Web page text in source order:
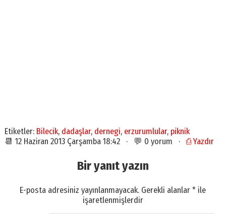
Etiketler: Bilecik, dadaşlar, dernegi, erzurumlular, piknik
📆 12 Haziran 2013 Çarşamba 18:42 · 💬 0 yorum · ⎙ Yazdır
Bir yanıt yazın
E-posta adresiniz yayınlanmayacak. Gerekli alanlar* ile
işaretlenmişlerdir